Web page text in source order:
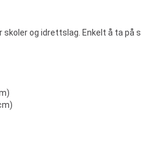
og idrettslag. Enkelt å ta på